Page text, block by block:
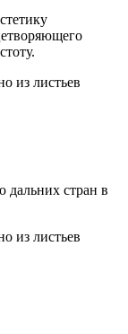
из листьев
стран в
из листьев